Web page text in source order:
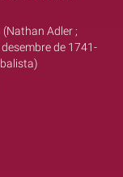
Adler ;
de 1741-